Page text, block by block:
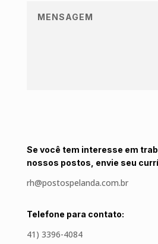
Se você tem interesse em
nossos postos, envie seu
rh@postospelanda.com.br
Telefone para contato:
41) 3396-4084